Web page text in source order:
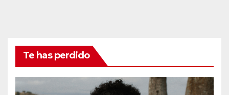
Te has perdido